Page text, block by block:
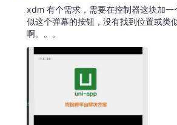
xdm 有个需求，需要在控制器这块加一
似这个弹幕的按钮，没有找到位置或类
啊。。。